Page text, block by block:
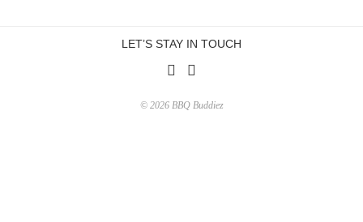
LET’S STAY IN TOUCH
© 2026 BBQ Buddiez